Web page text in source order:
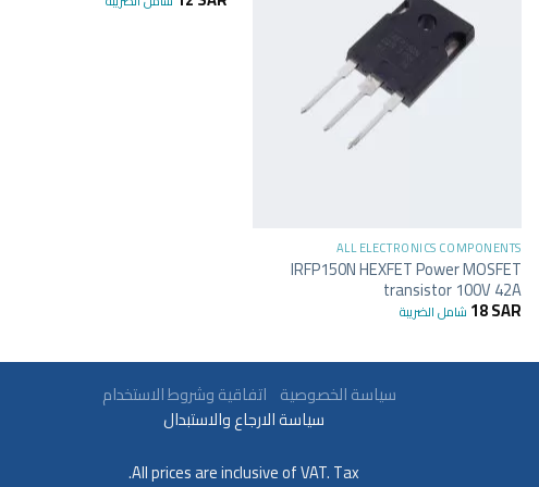
ALL ELECTRONICS COMPONENTS
IRFP150N HEXFET Power MOSFET
transistor 100V 42A
18SAR شامل الضريبة
سياسة الخصوصية اتفاقية وشروط الاستخدام
سياسة الارجاع والاستبدال
All prices are inclusive of VAT. Tax.